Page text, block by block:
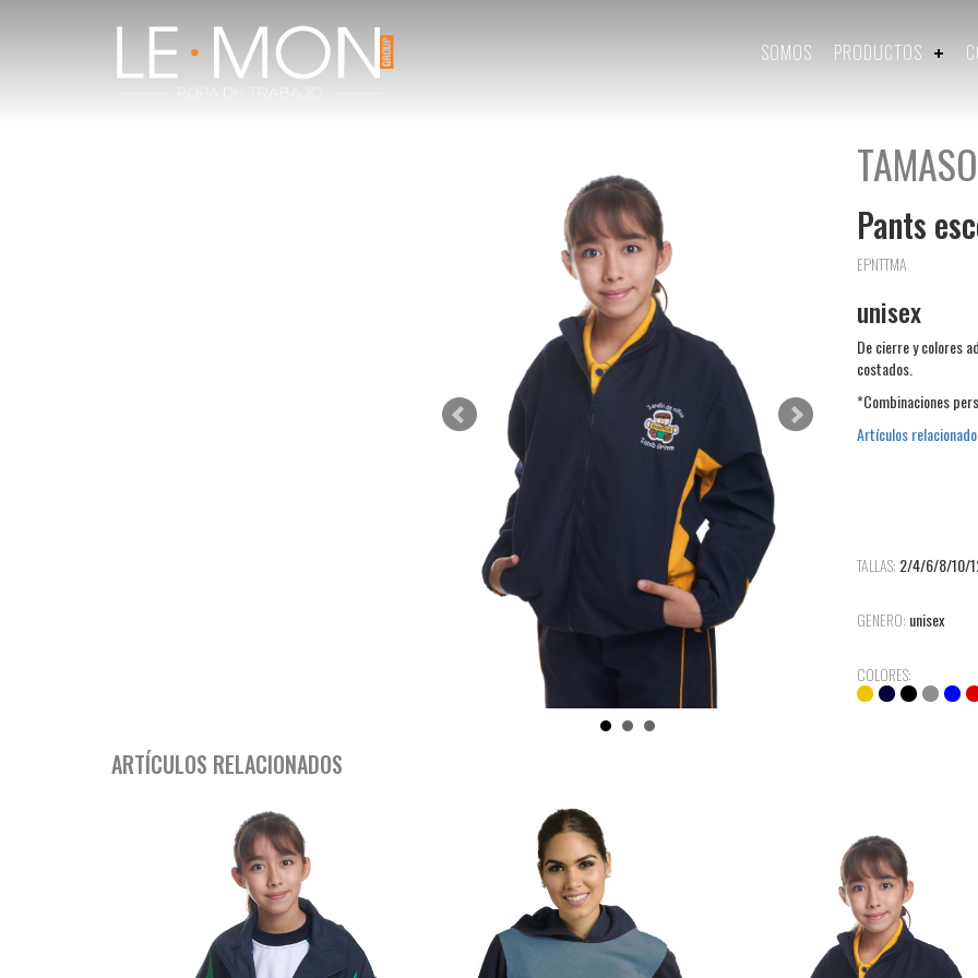
SOMOS PRODUCTOS
Pants
EPNTTMA
unisex
De cierre y colores
costados.
*Combinaciones
Artículos
TALLAS: 2/4/6/8/10/
GENERO: unisex
COLORES:
ARTÍCULOS RELACIONADOS